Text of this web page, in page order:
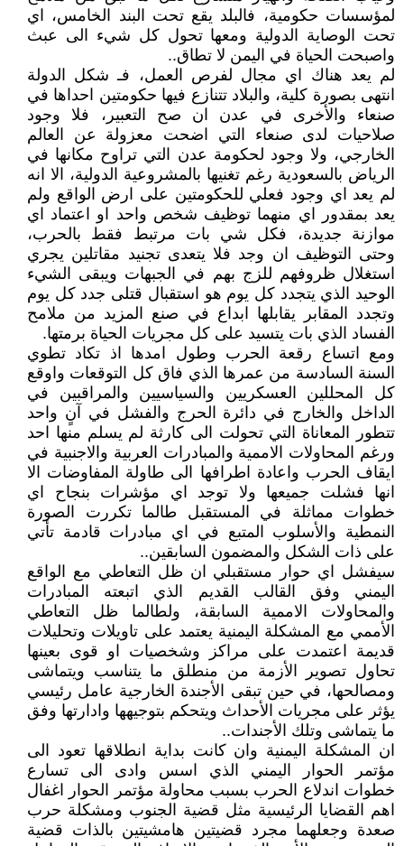
لمؤسسات حكومية، فالبلد يقع تحت البند الخامس، اي
تحت الوصاية الدولية ومعها تحول كل شيء الى عبث
واصبحت الحياة في اليمن لا تطاق..
لم يعد هناك اي مجال لفرص العمل، فـ شكل الدولة
انتهى بصورة كلية، والبلاد تتنازع فيها حكومتين احداها في
صنعاء والأخرى في عدن ان صح التعبير، فلا وجود
صلاحيات لدى صنعاء التي اضحت معزولة عن العالم
الخارجي، ولا وجود لحكومة عدن التي تراوح مكانها في
الرياض بالسعودية رغم تغنيها بالمشروعية الدولية، الا انه
لم يعد اي وجود فعلي للحكومتين على ارض الواقع ولم
يعد بمقدور اي منهما توظيف شخص واحد او اعتماد اي
موازنة جديدة، فكل شي بات مرتبط فقط بالحرب،
وحتى التوظيف ان وجد فلا يتعدى تجنيد مقاتلين يجري
استغلال ظروفهم للزج بهم في الجبهات ويبقى الشيء
الوحيد الذي يتجدد كل يوم هو استقبال قتلى جدد كل يوم
وتجدد المقابر يقابلها ابداع في صنع المزيد من ملامح
الفساد الذي بات يتسيد على كل مجريات الحياة برمتها.
ومع اتساع رقعة الحرب وطول امدها اذ تكاد تطوي
السنة السادسة من عمرها الذي فاق كل التوقعات واوقع
كل المحللين العسكريين والسياسيين والمراقبين في
الداخل والخارج في دائرة الحرج والفشل في آنٍ واحد
تتطور المعاناة التي تحولت الى كارثة لم يسلم منها احد
ورغم المحاولات الاممية والمبادرات العربية والاجنبية في
ايقاف الحرب واعادة اطرافها الى طاولة المفاوضات الا
انها فشلت جميعها ولا توجد اي مؤشرات بنجاح اي
خطوات مماثلة في المستقبل طالما تكررت الصورة
النمطية والأسلوب المتبع في اي مبادرات قادمة تأتي
على ذات الشكل والمضمون السابقين..
سيفشل اي حوار مستقبلي ان ظل التعاطي مع الواقع
اليمني وفق القالب القديم الذي اتبعته المبادرات
والمحاولات الاممية السابقة، ولطالما ظل التعاطي
الأممي مع المشكلة اليمنية يعتمد على تاويلات وتحليلات
قديمة اعتمدت على مراكز وشخصيات او قوى بعينها
تحاول تصوير الأزمة من منطلق ما يتناسب ويتماشى
ومصالحها، في حين تبقى الأجندة الخارجية عامل رئيسي
يؤثر على مجريات الأحداث ويتحكم بتوجيهها وادارتها وفق
ما يتماشى وتلك الأجندات..
ان المشكلة اليمنية وان كانت بداية انطلاقها تعود الى
مؤتمر الحوار اليمني الذي اسس وادى الى تسارع
خطوات اندلاع الحرب بسبب محاولة مؤتمر الحوار اغفال
اهم القضايا الرئيسية مثل قضية الجنوب ومشكلة حرب
صعدة وجعلهما مجرد قضيتين هامشيتين بالذات قضية